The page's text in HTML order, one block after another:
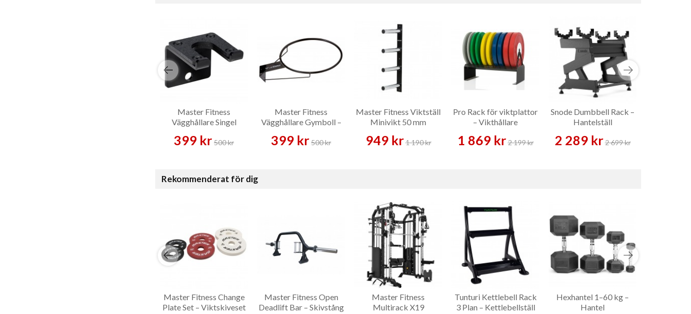
Master Fitness
Vägghållare Singel
399 kr500 kr
Master Fitness
Vägghållare Gymboll –
399 kr500 kr
Master Fitness Viktställ
Minivikt 50 mm
949 kr1 190 kr
Pro Rack för viktplattor
– Vikthållare
1 869 kr2 199 kr
Snode Dumbbell Rack –
Hantelställ
2 289 kr2 699 kr
Rekommenderat för dig
Master Fitness Change
Plate Set – Viktskiveset
Master Fitness Open
Deadlift Bar – Skivstång
Master Fitness
Multirack X19
Tunturi Kettlebell Rack
3 Plan – Kettlebellställ
Hexhantel 1–60 kg –
Hantel